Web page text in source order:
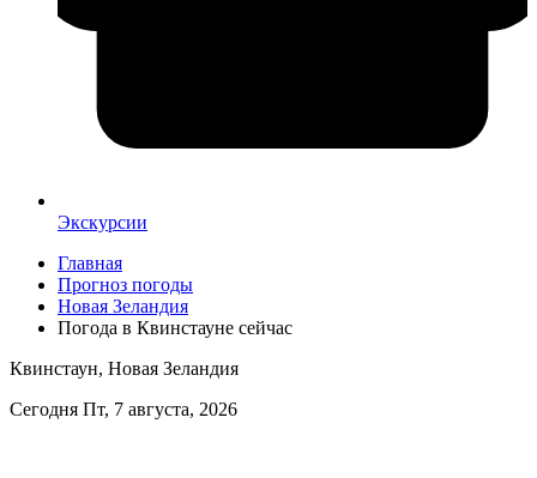
Экскурсии
Главная
Прогноз погоды
Новая Зеландия
Погода в Квинстауне сейчас
Квинстаун, Новая Зеландия
Сегодня Пт, 7 августа, 2026